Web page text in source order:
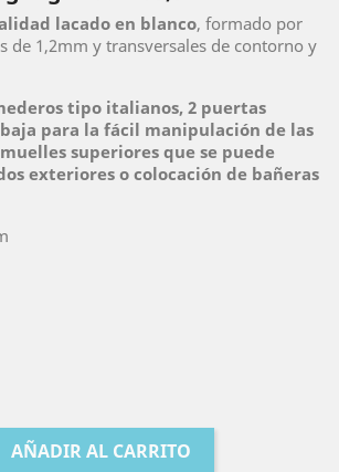
lacado en blanco, formado por
de 1,2mm y transversales de contorno y
tipo italianos, 2 puertas
para la fácil manipulación de las
superiores que se puede
exteriores o colocación de bañeras
AÑADIR AL CARRITO